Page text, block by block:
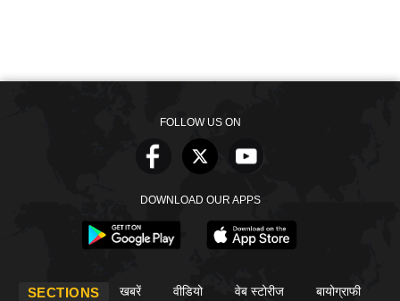
FOLLOW US ON
DOWNLOAD OUR APPS
SECTIONS खबरें वीडियो वेब स्टोरीज बायोग्राफी